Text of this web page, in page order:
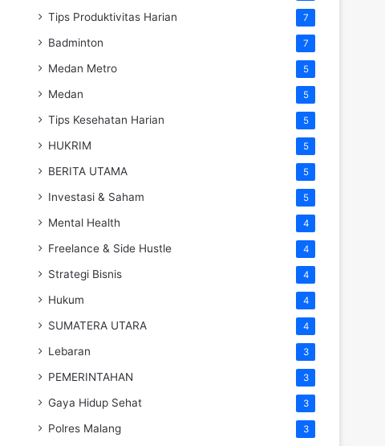
Tips Produktivitas Harian 7
Badminton 7
Medan Metro 5
Medan 5
Tips Kesehatan Harian 5
HUKRIM 5
BERITA UTAMA 5
Investasi & Saham 5
Mental Health 4
Freelance & Side Hustle 4
Strategi Bisnis 4
Hukum 4
SUMATERA UTARA 4
Lebaran 3
PEMERINTAHAN 3
Gaya Hidup Sehat 3
Polres Malang 3